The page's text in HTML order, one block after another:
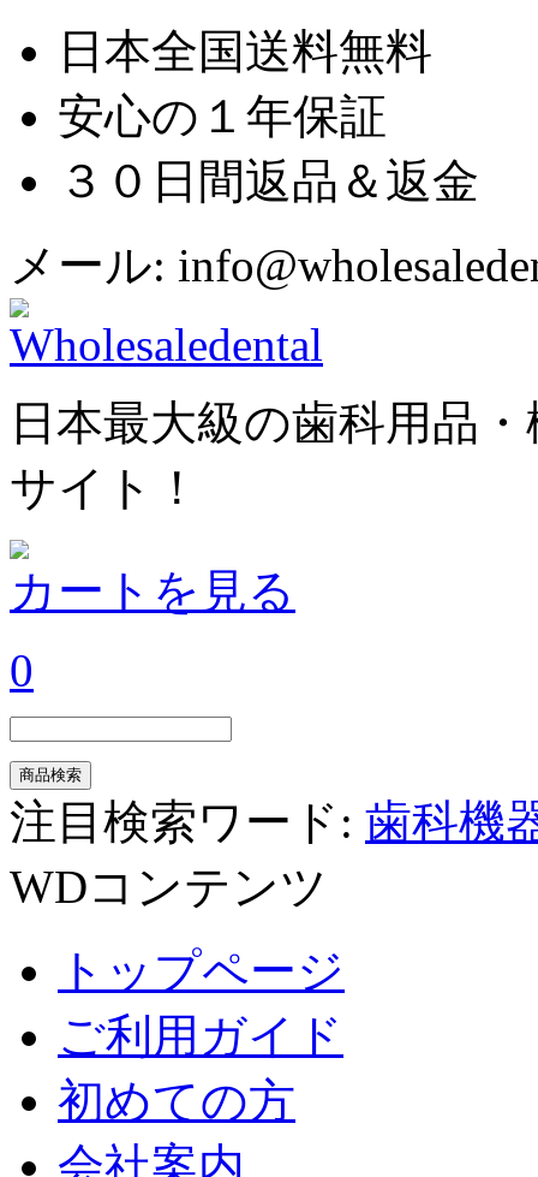
日本全国送料無料
安心の１年保証
３０日間返品＆返金
メール:
日本最大級の歯科用品
サイト！
カートを見る
0
注目検索ワード: 歯科機
WDコンテンツ
トップページ
ご利用ガイド
初めての方
会社案内